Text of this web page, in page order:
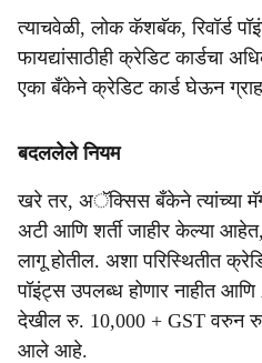
त्याचवेळी, लोक कॅशबॅक, रिवॉर्ड
फायद्यांसाठीही क्रेडिट कार्डचा
एका बँकेने क्रेडिट कार्ड घेऊन
बदललेले नियम
खरे तर, अॅक्सिस बँकेने त्यांच्या
अटी आणि शर्ती जाहीर केल्या
लागू होतील. अशा परिस्थितीत
पॉइंट्स उपलब्ध होणार नाहीत
देखील रु. 10,000 + GST ​​वरुन
आले आहे.